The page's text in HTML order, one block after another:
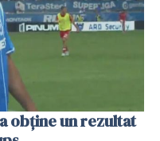
obține un rezultat